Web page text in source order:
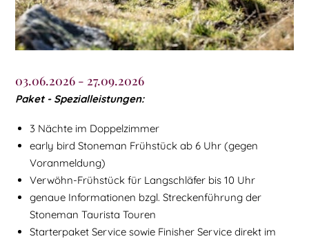
03.06.2026 - 27.09.2026
Paket - Spezialleistungen:
3 Nächte im Doppelzimmer
early bird Stoneman Frühstück ab 6 Uhr (gegen
Voranmeldung)
Verwöhn-Frühstück für Langschläfer bis 10 Uhr
genaue Informationen bzgl. Streckenführung der
Stoneman Taurista Touren
Starterpaket Service sowie Finisher Service direkt im